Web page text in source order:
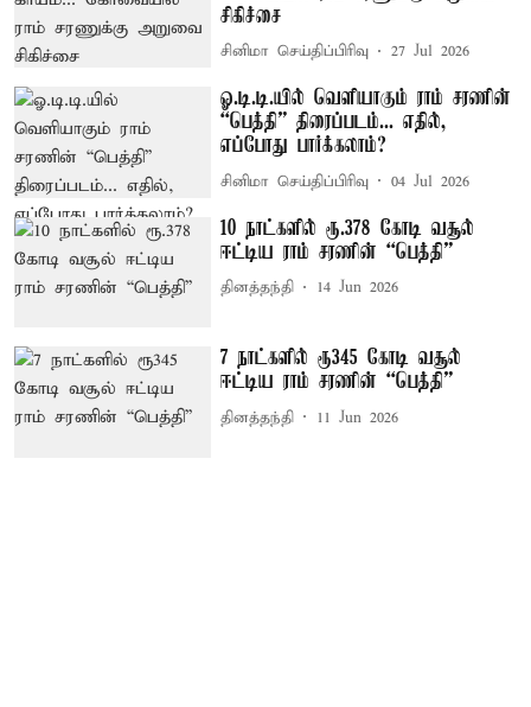
சிகிச்சை
சினிமா செய்திப்பிரிவு 27 Jul 2026
ஓ.டி.டி.யில் வெளியாகும் ராம் சரணின்
“பெத்தி” திரைப்படம்... எதில்,
எப்போது பார்க்கலாம்?
சினிமா செய்திப்பிரிவு 04 Jul 2026
10 நாட்களில் ரூ.378 கோடி வசூல்
ஈட்டிய ராம் சரணின் “பெத்தி”
தினத்தந்தி 14 Jun 2026
7 நாட்களில் ரூ345 கோடி வசூல்
ஈட்டிய ராம் சரணின் “பெத்தி”
தினத்தந்தி 11 Jun 2026